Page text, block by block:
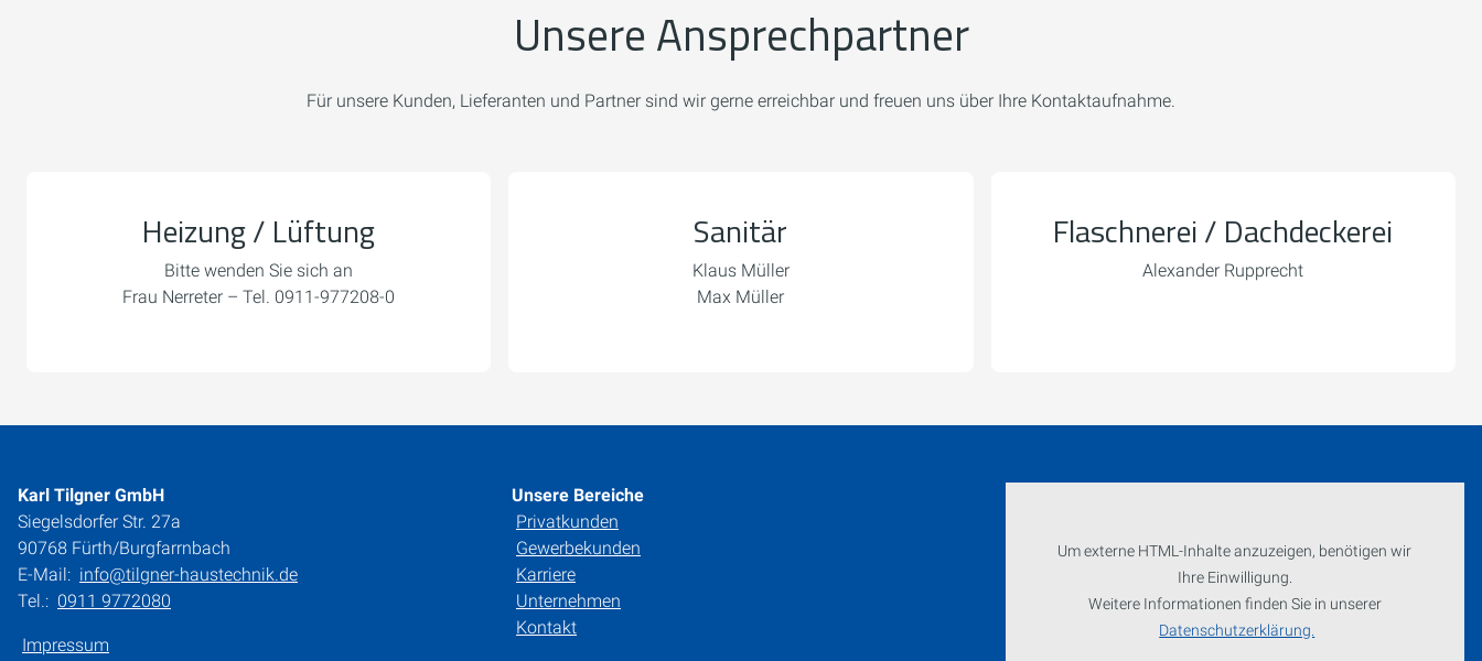
Unsere Ansprechpartner
Für unsere Kunden, Lieferanten und Partner sind wir gerne erreichbar und freuen uns über Ihre Kontaktaufnahme.
Heizung / Lüftung
Bitte wenden Sie sich an
Frau Nerreter – Tel. 0911-977208-0
Sanitär
Klaus Müller
Max Müller
Flaschnerei / Dachdeckerei
Alexander Rupprecht
Karl Tilgner GmbH
Siegelsdorfer Str. 27a
90768 Fürth/Burgfarrnbach
E-Mail: info@tilgner-haustechnik.de
Tel.: 0911 9772080
Impressum
Unsere Bereiche
Privatkunden
Gewerbekunden
Karriere
Unternehmen
Kontakt
Um externe HTML-Inhalte anzuzeigen, benötigen wir
Ihre Einwilligung.
Weitere Informationen finden Sie in unserer
Datenschutzerklärung.